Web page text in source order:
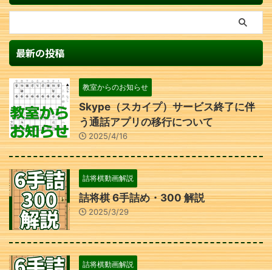
最新の投稿
教室からのお知らせ
Skype（スカイプ）サービス終了に伴
う通話アプリの移行について
2025/4/16
詰将棋動画解説
詰将棋 6手詰め・300 解説
2025/3/29
詰将棋動画解説